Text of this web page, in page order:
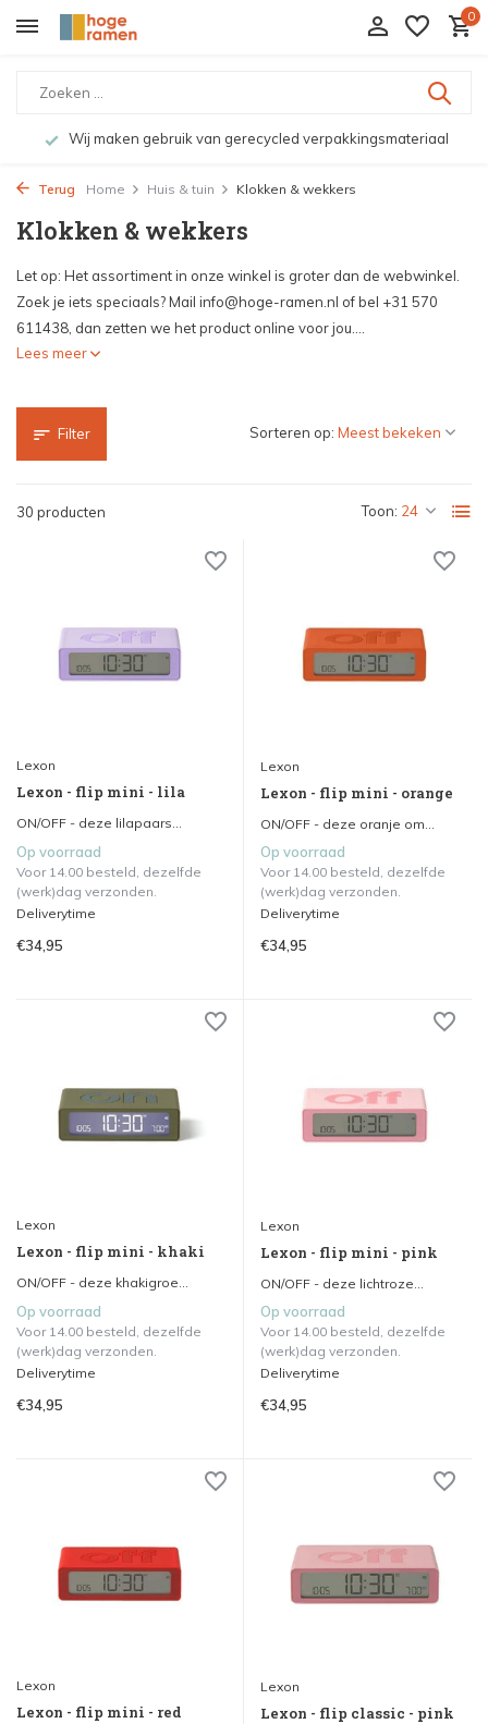
0
Bekijk de producten live in onze winkel in Deventer
Terug Home Huis & tuin Klokken & wekkers
Klokken & wekkers
Let op: Het assortiment in onze winkel is groter dan de webwinkel.
Zoek je iets speciaals? Mail info@hoge-ramen.nl of bel +31 570
611438, dan zetten we het product online voor jou....
Lees meer
Filter
30 producten Toon:
Sorteren op:
Lexon
Lexon - flip mini - lila
ON/OFF - deze lilapaars...
Op voorraad
Voor 14.00 besteld, dezelfde
(werk)dag verzonden.
Deliverytime
€34,95
Lexon
Lexon - flip mini - orange
ON/OFF - deze oranje om...
Op voorraad
Voor 14.00 besteld, dezelfde
(werk)dag verzonden.
Deliverytime
€34,95
Lexon
Lexon - flip mini - khaki
ON/OFF - deze khakigroe...
Op voorraad
Voor 14.00 besteld, dezelfde
(werk)dag verzonden.
Deliverytime
€34,95
Lexon
Lexon - flip mini - pink
ON/OFF - deze lichtroze...
Op voorraad
Voor 14.00 besteld, dezelfde
(werk)dag verzonden.
Deliverytime
€34,95
Lexon
Lexon - flip mini - red
Lexon
Lexon - flip classic - pink